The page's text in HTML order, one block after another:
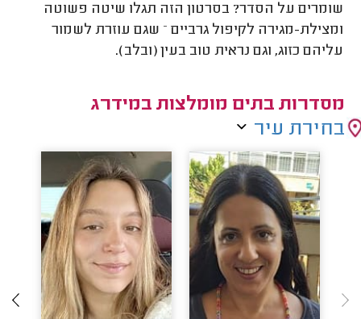
שומרים על הסדר? בסרטון הזה תגלו שיטה פשוטה
ומצילת-מגירה לקיפול גרביים – שגם עוזרת לשמור
עליהם כזוג, וגם נראית טוב בעין (ובלב).
מסדרות בתים מומלצות במידרג
בחירת עיר